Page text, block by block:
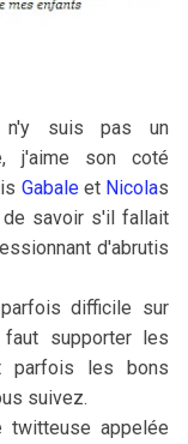
suis pas un
j'aime son coté
Gabaleet Nicolas
savoir s'il fallait
d'abrutis
difficile sur
supporter les
parfois les bons
suivez.
twitteuse appelée